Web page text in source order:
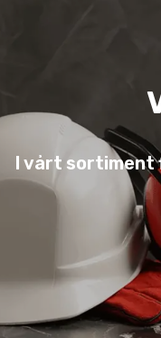
I vårt sortiment